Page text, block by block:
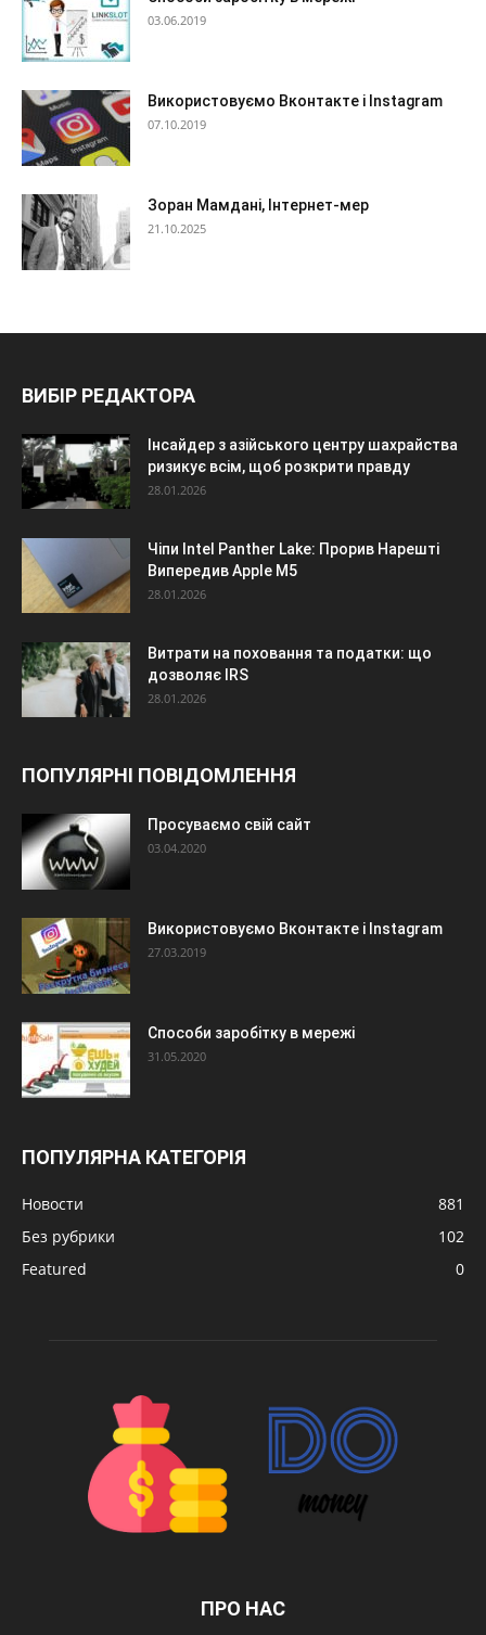
03.06.2019
Використовуємо Вконтакте і Instagram
07.10.2019
Зоран Мамдані, Інтернет-мер
21.10.2025
ВИБІР РЕДАКТОРА
Інсайдер з азійського центру шахрайства
ризикує всім, щоб розкрити правду
28.01.2026
Чіпи Intel Panther Lake: Прорив Нарешті
Випередив Apple M5
28.01.2026
Витрати на поховання та податки: що
дозволяє IRS
28.01.2026
ПОПУЛЯРНІ ПОВІДОМЛЕННЯ
Просуваємо свій сайт
03.04.2020
Використовуємо Вконтакте і Instagram
27.03.2019
Способи заробітку в мережі
31.05.2020
ПОПУЛЯРНА КАТЕГОРІЯ
Новости
881
Без рубрики
102
Featured
0
ПРО НАС